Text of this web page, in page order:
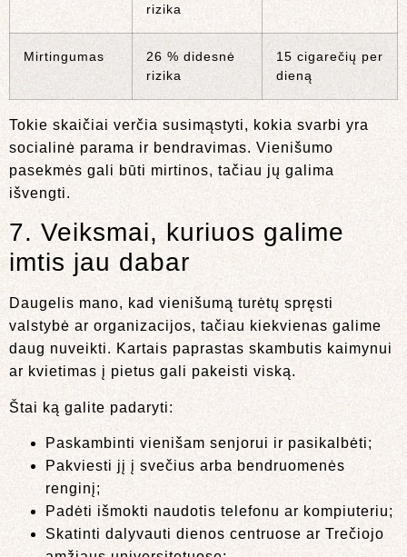
rizika
Mirtingumas
26 % didesnė
rizika
15 cigarečių per
dieną
Tokie skaičiai verčia susimąstyti, kokia svarbi yra
socialinė parama ir bendravimas. Vienišumo
pasekmės gali būti mirtinos, tačiau jų galima
išvengti.
7. Veiksmai, kuriuos galime
imtis jau dabar
Daugelis mano, kad vienišumą turėtų spręsti
valstybė ar organizacijos, tačiau kiekvienas galime
daug nuveikti. Kartais paprastas skambutis kaimynui
ar kvietimas į pietus gali pakeisti viską.
Štai ką galite padaryti:
Paskambinti vienišam senjorui ir pasikalbėti;
Pakviesti jį į svečius arba bendruomenės
renginį;
Padėti išmokti naudotis telefonu ar kompiuteriu;
Skatinti dalyvauti dienos centruose ar Trečiojo